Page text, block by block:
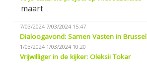
maart
7/03/2024 7/03/2024 15:47
Dialoogavond: Samen Vasten in Brussel
1/03/2024 1/03/2024 10:20
Vrijwilliger in de kijker: Oleksii Tokar